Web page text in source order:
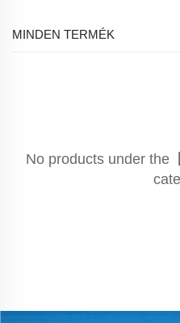
MINDEN TERMÉK
No products under the